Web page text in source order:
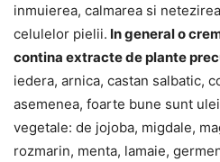
inmuierea, calmarea si
celulelor pielii. In general o
contina extracte de plante
iedera, arnica, castan salbatic,
asemenea, foarte bune sunt
vegetale: de jojoba, migdale,
rozmarin, menta, lamaie,